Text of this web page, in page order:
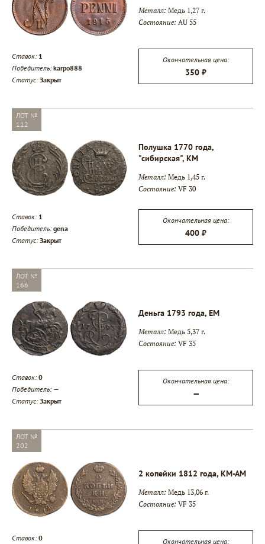
Металл: Медь 1,27 г.
Состояние: AU 55
Ставок: 1
Победитель: karpo888
Статус:Закрыт
Окончательная цена:
350 ₽
ЛОТ №
112
Полушка 1770 года,
"сибирская", КМ
Металл: Медь 1,45 г.
Состояние: VF 30
Ставок: 1
Победитель: gena
Статус:Закрыт
Окончательная цена:
400 ₽
ЛОТ №
166
Деньга 1793 года, ЕМ
Металл: Медь 5,37 г.
Состояние: VF 35
Ставок:0
Победитель: —
Статус:Закрыт
Окончательная цена:
—
ЛОТ №
202
2 копейки 1812 года, КМ-АМ
Металл: Медь 13,06 г.
Состояние: VF 35
Ставок:0
Окончательная цена: